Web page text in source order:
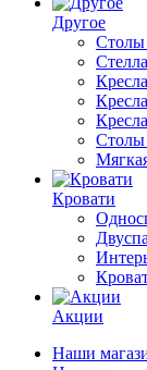
Другое
Столы
Столы
Кровати
Акции
Наши